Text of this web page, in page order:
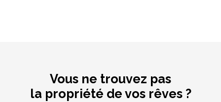
Vous ne trouvez pas
la propriété de vos rêves ?